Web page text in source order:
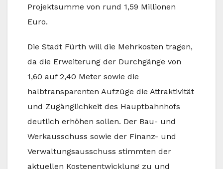
Projektsumme von rund 1,59 Millionen
Euro.
Die Stadt Fürth will die Mehrkosten tragen,
da die Erweiterung der Durchgänge von
1,60 auf 2,40 Meter sowie die
halbtransparenten Aufzüge die Attraktivität
und Zugänglichkeit des Hauptbahnhofs
deutlich erhöhen sollen. Der Bau- und
Werkausschuss sowie der Finanz- und
Verwaltungsausschuss stimmten der
aktuellen Kostenentwicklung zu und